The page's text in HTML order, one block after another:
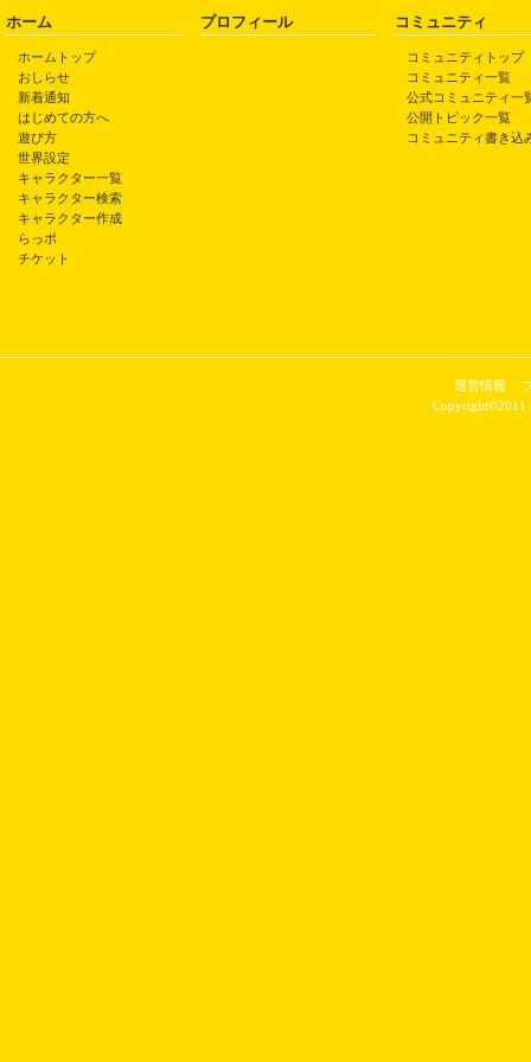
ホーム
ホームトップ
おしらせ
新着通知
はじめての方へ
遊び方
世界設定
キャラクター一覧
キャラクター検索
キャラクター作成
らっポ
チケット
プロフィール コミュニティ
コミュニティトップ
コミュニティ一覧
公式コミュニティ一
公開トピック一覧
コミュニティ書き込
運営情報
Copyright©2011